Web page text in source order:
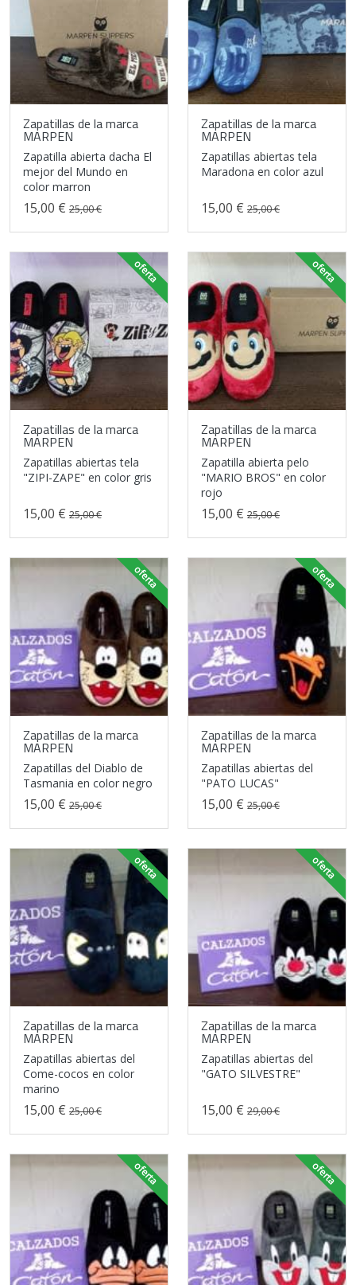
Zapatillas de la marca
MARPEN
Zapatilla abierta dacha El
mejor del Mundo en
color marron
15,00 € 25,00 €
Zapatillas de la marca
MARPEN
Zapatillas abiertas tela
Maradona en color azul
15,00 € 25,00 €
Zapatillas de la marca
MARPEN
Zapatillas abiertas tela
"ZIPI-ZAPE" en color gris
15,00 € 25,00 €
oferta
Zapatillas de la marca
MARPEN
Zapatilla abierta pelo
"MARIO BROS" en color
rojo
15,00 € 25,00 €
oferta
Zapatillas de la marca
MARPEN
Zapatillas del Diablo de
Tasmania en color negro
15,00 € 25,00 €
oferta
Zapatillas de la marca
MARPEN
Zapatillas abiertas del
"PATO LUCAS"
15,00 € 25,00 €
oferta
Zapatillas de la marca
MARPEN
Zapatillas abiertas del
Come-cocos en color
marino
15,00 € 25,00 €
oferta
Zapatillas de la marca
MARPEN
Zapatillas abiertas del
"GATO SILVESTRE"
15,00 € 29,00 €
oferta
oferta oferta